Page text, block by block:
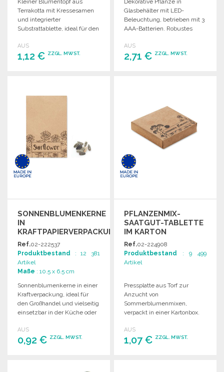
Kleiner Blumentopf aus
Terrakotta mit Kressesamen
und integrierter
Substrattablette, ideal für den
AUS
1,12 € ZZGL. MWST.
Dekorative Pflanze in
Glasbehälter mit LED-
Beleuchtung, betrieben mit 3
AAA-Batterien. Robustes
Gebrauch.
AUS
2,71 € ZZGL. MWST.
SONNENBLUMENKERNE
IN
KRAFTPAPIERVERPACKUNG
Ref.02-222537
Produktbestand : 12 381
Artikel
Maße : 10.5 x 6.5 cm
Sonnenblumenkerne in einer
Kraftverpackung, ideal für
den Großhandel und vielseitig
einsetzbar in der Küche oder
AUS
0,92 € ZZGL. MWST.
PFLANZENMIX-
SAATGUT-TABLETTE
IM KARTON
Ref.02-224908
Produktbestand : 9 499
Artikel
Pressplatte aus Torf zur
Anzucht von
Sommerblumenmixen,
verpackt in einer Kartonbox.
AUS
1,07 € ZZGL. MWST.